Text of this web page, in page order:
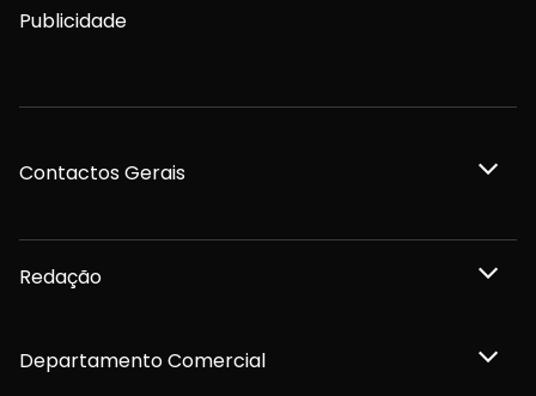
Publicidade
Contactos Gerais
Redação
Departamento Comercial